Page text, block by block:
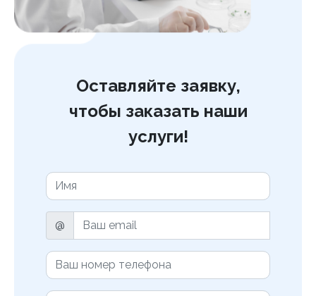
Оставляйте заявку,
чтобы заказать наши
услуги!
@